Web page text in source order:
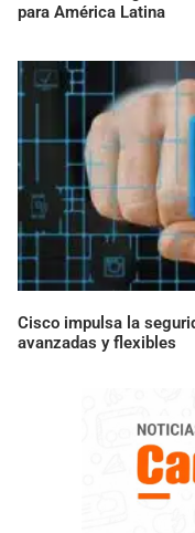
para América Latina
Cisco impulsa la
avanzadas y flexibles